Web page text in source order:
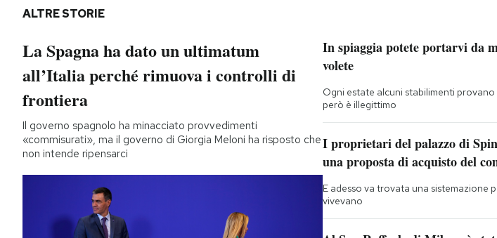
ALTRE STORIE
La Spagna ha dato un ultimatum
all’Italia perché rimuova i controlli di
frontiera
Il governo spagnolo ha minacciato provvedimenti
«commisurati», ma il governo di Giorgia Meloni ha risposto che
non intende ripensarci
In spiaggia potete portarvi da
volete
Ogni estate alcuni stabilimenti
però è illegittimo
I proprietari del palazzo di
una proposta di acquisto del
E adesso va trovata una sistemazione
vivevano